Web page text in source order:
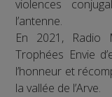
violences
l’antenne.
En 2021,
Trophées Envie
l’honneur et
la vallée de l’Arve.